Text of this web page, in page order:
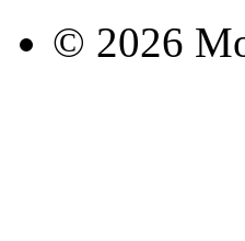
© 2026